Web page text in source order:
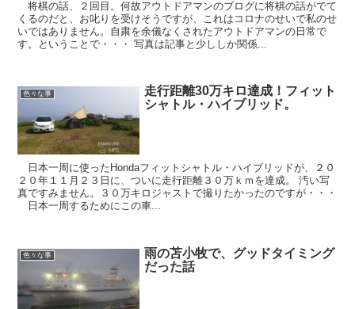
将棋の話、２回目。何故アウトドアマンのブログに将棋の話がでて
くるのだと、お叱りを受けそうですが、これはコロナのせいで私のせ
いではありません。自粛を余儀なくされたアウトドアマンの日常で
す。ということで・・・ 写真は記事と少ししか関係...
色々な事
走行距離30万キロ達成！フィット
シャトル・ハイブリッド。
日本一周に使ったHondaフィットシャトル・ハイブリッドが、２０
２０年１１月２３日に、ついに走行距離３０万ｋｍを達成。 汚い写
真ですみません。３０万キロジャストで撮りたかったのですが・・・
日本一周するためにこの車...
色々な事
雨の苫小牧で、グッドタイミング
だった話